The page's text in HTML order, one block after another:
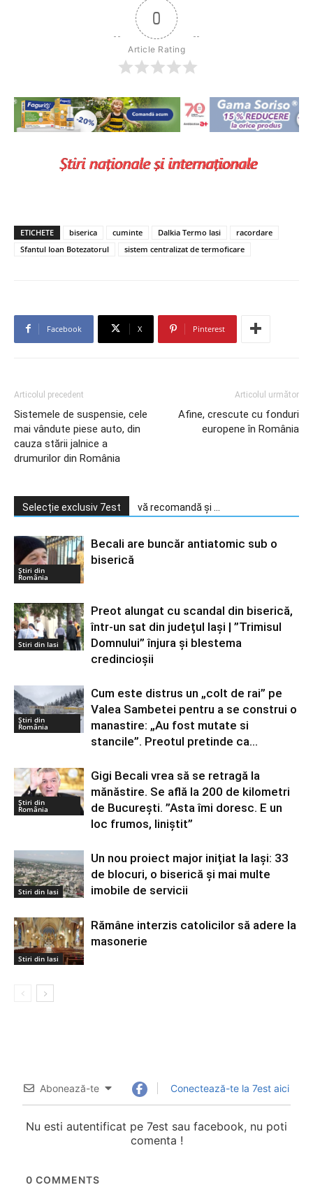
0
Article Rating
ETICHETE biserica cuminte Dalkia Termo Iasi
racordare
Sfantul Ioan Botezatorul
sistem centralizat de termoficare
Facebook X Pinterest
Articolul precedent
Sistemele de suspensie, cele
mai vândute piese auto, din
cauza stării jalnice a
drumurilor din România
Articolul următor
Afine, crescute cu fonduri
europene în România
Selecție exclusiv 7est vă recomandă și ...
Știri din
România
Becali are buncăr antiatomic sub o
biserică
Stiri din Iasi
Preot alungat cu scandal din biserică,
într-un sat din județul Iași | ”Trimisul
Domnului” înjura și blestema
credincioșii
Știri din
România
Cum este distrus un „colt de rai” pe
Valea Sambetei pentru a se construi o
manastire: „Au fost mutate si
stancile”. Preotul pretinde ca...
Știri din
România
Gigi Becali vrea să se retragă la
mănăstire. Se află la 200 de kilometri
de București. ”Asta îmi doresc. E un
loc frumos, liniștit”
Stiri din Iasi
Un nou proiect major inițiat la Iași: 33
de blocuri, o biserică și mai multe
imobile de servicii
Stiri din Iasi
Rămâne interzis catolicilor să adere la
masonerie
Abonează-te Conectează-te la 7est aici
Nu esti autentificat pe 7est sau facebook, nu poti
comenta !
0 COMMENTS